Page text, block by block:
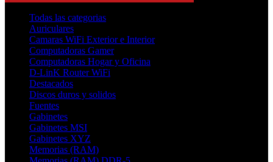
Todas las categorias
Auriculares
Camaras WiFi Exterior e Interior
Computadoras Gamer
Computadoras Hogar y Oficina
D-LinK Router WiFi
Destacados
Discos duros y solidos
Fuentes
Gabinetes
Gabinetes MSI
Gabinetes XYZ
Memorias (RAM)